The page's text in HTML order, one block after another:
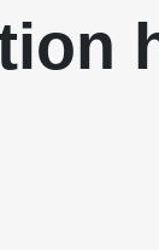
BD Genres